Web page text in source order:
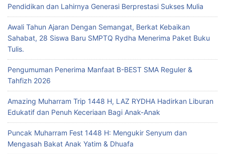
Pendidikan dan Lahirnya Generasi Berprestasi Sukses Mulia
Awali Tahun Ajaran Dengan Semangat, Berkat Kebaikan
Sahabat, 28 Siswa Baru SMPTQ Rydha Menerima Paket Buku
Tulis.
Pengumuman Penerima Manfaat B-BEST SMA Reguler &
Tahfizh 2026
Amazing Muharram Trip 1448 H, LAZ RYDHA Hadirkan Liburan
Edukatif dan Penuh Keceriaan Bagi Anak-Anak
Puncak Muharram Fest 1448 H: Mengukir Senyum dan
Mengasah Bakat Anak Yatim & Dhuafa